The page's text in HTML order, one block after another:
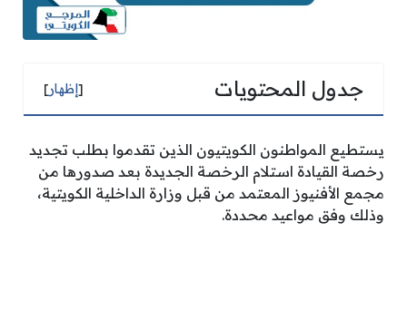
جدول المحتويات [إظهار]
يستطيع المواطنون الكويتيون الذين تقدموا بطلب تجديد
رخصة القيادة استلام الرخصة الجديدة بعد صدورها من
مجمع الأفنيوز المعتمد من قبل وزارة الداخلية الكويتية،
وذلك وفق مواعيد محددة.